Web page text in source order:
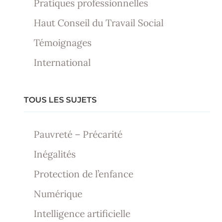
Pratiques professionnelles
Haut Conseil du Travail Social
Témoignages
International
TOUS LES SUJETS
Pauvreté – Précarité
Inégalités
Protection de l’enfance
Numérique
Intelligence artificielle